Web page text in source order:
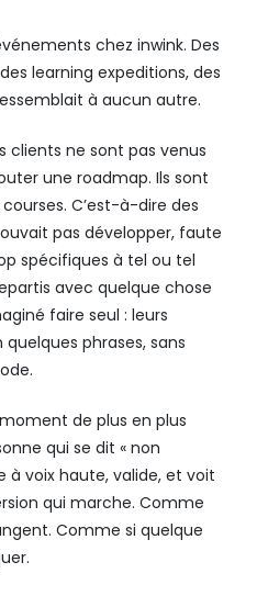
chez inwink. Des
learning expeditions, des
à aucun autre.
clients ne sont pas venus
une roadmap. Ils sont
C’est-à-dire des
pas développer, faute
spécifiques à tel ou tel
avec quelque chose
faire seul : leurs
phrases, sans
de plus en plus
qui se dit « non
à voix haute, valide, et voit
qui marche. Comme
Comme si quelque